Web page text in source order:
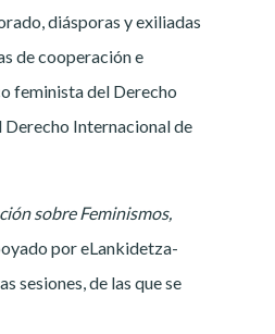
diásporas y exiliadas
de cooperación e
feminista del Derecho
Internacional de
sobre Feminismos,
por eLankidetza-
sesiones, de las que se